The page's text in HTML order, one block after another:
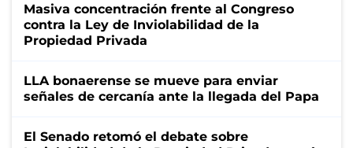
Masiva concentración frente al Congreso
contra la Ley de Inviolabilidad de la
Propiedad Privada
LLA bonaerense se mueve para enviar
señales de cercanía ante la llegada del Papa
El Senado retomó el debate sobre